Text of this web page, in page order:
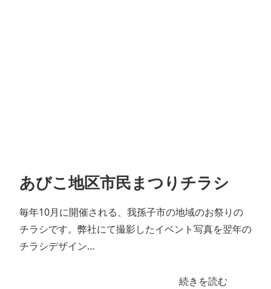
あびこ地区市民まつりチラシ
毎年10月に開催される、我孫子市の地域のお祭りの
チラシです。弊社にて撮影したイベント写真を翌年の
チラシデザイン…
続きを読む